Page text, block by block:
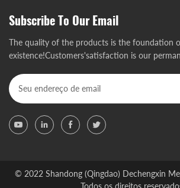
Subscribe To Our Email
The quality of the products is the foundation
existence!Customers'satisfaction is our
© 2022 Shandong (Qingdao) Dechengxin